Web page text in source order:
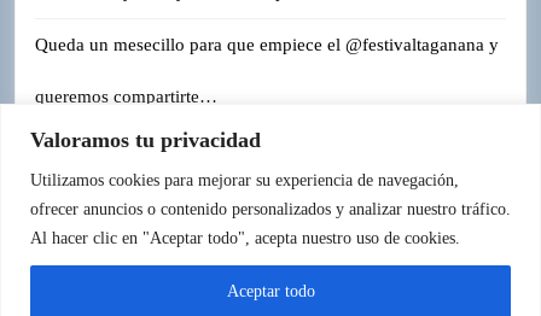
Valoramos tu privacidad
Utilizamos cookies para mejorar su experiencia de navegación,
ofrecer anuncios o contenido personalizados y analizar nuestro tráfico.
Al hacer clic en "Aceptar todo", acepta nuestro uso de cookies.
Aceptar todo
Queda un mesecillo para que empiece el @festivaltaganana y
queremos compartirte…
Roques de Anaga.